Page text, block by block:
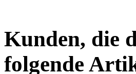
Kunden, die
folgende